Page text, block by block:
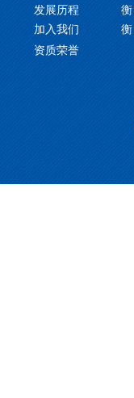
发展历程
加入我们
资质荣誉